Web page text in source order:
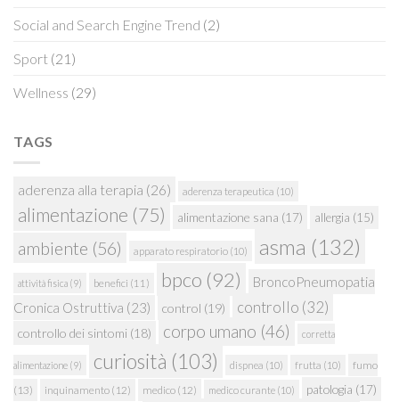
Social and Search Engine Trend (2)
Sport (21)
Wellness (29)
TAGS
aderenza alla terapia (26) aderenza terapeutica (10)
alimentazione (75) alimentazione sana (17) allergia (15)
ambiente (56) apparato respiratorio (10) asma (132)
attività fisica (9) benefici (11) bpco (92)
BroncoPneumopatia
Cronica Ostruttiva (23) control (19) controllo (32)
controllo dei sintomi (18) corpo umano (46) corretta
alimentazione (9) curiosità (103) dispnea (10) frutta (10)
fumo
(13)
inquinamento (12) medico (12) medico curante (10) patologia (17)